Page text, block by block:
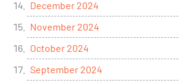
December 2024
November 2024
October 2024
September 2024